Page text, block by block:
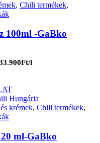
, Chili termékek,
100ml -GaBko
l
krémek, Chili termékek,
ml-GaBko